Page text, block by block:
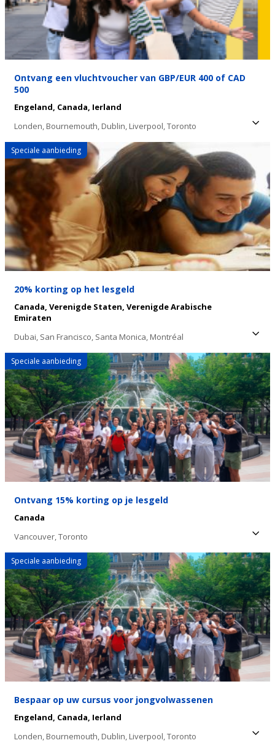
Ontvang een vluchtvoucher van GBP/EUR 400 of CAD
500
Engeland, Canada, Ierland
Londen, Bournemouth, Dublin, Liverpool,Toronto
Speciale aanbieding
20% korting op het lesgeld
Canada, Verenigde Staten, Verenigde Arabische
Emiraten
Dubai, San Francisco, Santa Monica, Montréal
Speciale aanbieding
Ontvang 15% korting op je lesgeld
Canada
Vancouver,Toronto
Speciale aanbieding
Bespaar op uw cursus voor jongvolwassenen
Engeland, Canada, Ierland
Londen, Bournemouth, Dublin, Liverpool,Toronto